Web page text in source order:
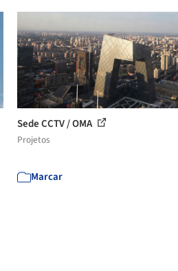
Sede CCTV / OMA
Projetos
Marcar